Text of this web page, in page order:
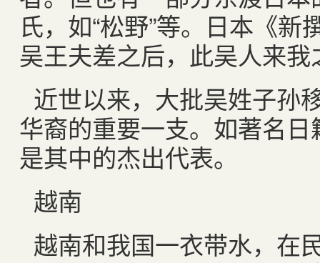
氏，如“松野”等。日本《
吴王夫差之后，此吴人来我
近世以来，大批吴姓子孙
华裔的重要一支。如著名
是其中的杰出代表。
越南
越南和我国一衣带水，在